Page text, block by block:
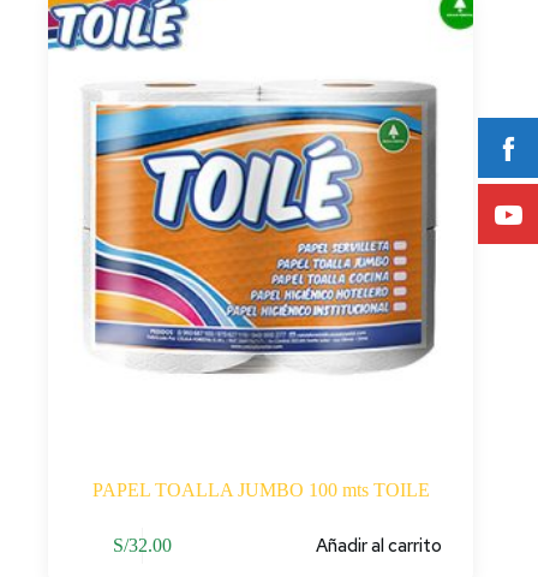
PAPEL TOALLA JUMBO 100 mts TOILE
S/32.00 Añadir al carrito